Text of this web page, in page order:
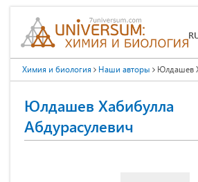
Химия и биология Наши авторы Юлдашев
Юлдашев Хабибулла
Абдурасулевич